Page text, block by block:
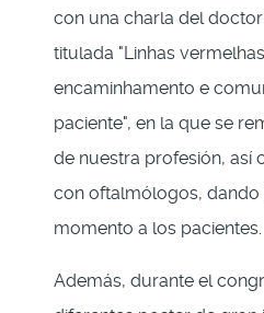
con una charla del
titulada "Linhas
encaminhamento e
paciente", en la que se
de nuestra profesión, así
con oftalmólogos,
momento a los pacientes.
Además, durante el